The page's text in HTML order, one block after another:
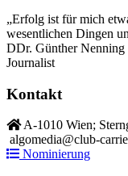
„Erfolg ist für mich
wesentlichen Dingen
DDr. Günther Nenning
Journalist
Kontakt
A-1010 Wien;
algomedia@club-
Nominierung